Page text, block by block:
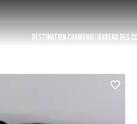
DESTINATION CHAMONIX BUREAU DES